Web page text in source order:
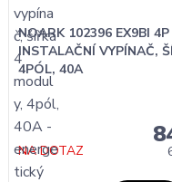
NOARK 102396 EX9BI
INSTALAČNÍ VYPÍNAČ,
4PÓL, 40A
NA DOTAZ